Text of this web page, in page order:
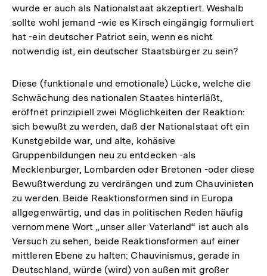
wurde er auch als Nationalstaat akzeptiert. Weshalb
sollte wohl jemand -wie es Kirsch eingängig formuliert
hat -ein deutscher Patriot sein, wenn es nicht
notwendig ist, ein deutscher Staatsbürger zu sein?
Diese (funktionale und emotionale) Lücke, welche die
Schwächung des nationalen Staates hinterläßt,
eröffnet prinzipiell zwei Möglichkeiten der Reaktion:
sich bewußt zu werden, daß der Nationalstaat oft ein
Kunstgebilde war, und alte, kohäsive
Gruppenbildungen neu zu entdecken -als
Mecklenburger, Lombarden oder Bretonen -oder diese
Bewußtwerdung zu verdrängen und zum Chauvinisten
zu werden. Beide Reaktionsformen sind in Europa
allgegenwärtig, und das in politischen Reden häufig
vernommene Wort „unser aller Vaterland“ ist auch als
Versuch zu sehen, beide Reaktionsformen auf einer
mittleren Ebene zu halten: Chauvinismus, gerade in
Deutschland, würde (wird) von außen mit großer